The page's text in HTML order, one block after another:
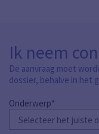
Ik neem
De aanvraag moet
dossier, behalve in het
Onderwerp*